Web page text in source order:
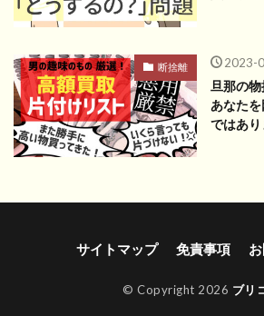
断捨離 2023-
旦那の
あなた
ではあ
サイトマップ 免責事項
© Copyright 2026 ブリ